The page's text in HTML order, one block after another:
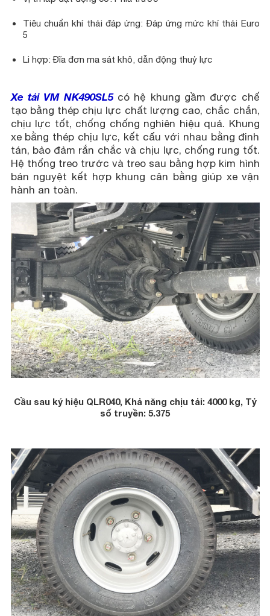
Tiêu chuẩn khí thải đáp ứng: Đáp ứng mức khí thải Euro
5
Li hợp: Đĩa đơn ma sát khô, dẫn động thuỷ lực
Xe tải VM NK490SL5 có hệ khung gầm được chế
tạo bằng thép chịu lực chất lượng cao, chắc chắn,
chịu lực tốt, chống chống nghiên hiệu quả. Khung
xe bằng thép chịu lực, kết cấu với nhau bằng đinh
tán, bảo đảm rắn chắc và chịu lực, chống rung tốt.
Hệ thống treo trước và treo sau bằng hợp kim hình
bán nguyệt kết hợp khung cân bằng giúp xe vận
hành an toàn.
Cầu sau ký hiệu QLR040, Khả năng chịu tải: 4000 kg, Tỷ
số truyền: 5.375